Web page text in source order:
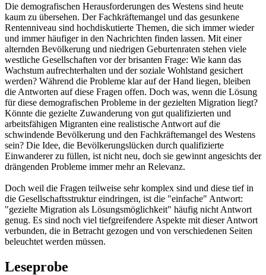
Die demografischen Herausforderungen des Westens sind heute
kaum zu übersehen. Der Fachkräftemangel und das gesunkene
Rentenniveau sind hochdiskutierte Themen, die sich immer wieder
und immer häufiger in den Nachrichten finden lassen. Mit einer
alternden Bevölkerung und niedrigen Geburtenraten stehen viele
westliche Gesellschaften vor der brisanten Frage: Wie kann das
Wachstum aufrechterhalten und der soziale Wohlstand gesichert
werden? Während die Probleme klar auf der Hand liegen, bleiben
die Antworten auf diese Fragen offen. Doch was, wenn die Lösung
für diese demografischen Probleme in der gezielten Migration liegt?
Könnte die gezielte Zuwanderung von gut qualifizierten und
arbeitsfähigen Migranten eine realistische Antwort auf die
schwindende Bevölkerung und den Fachkräftemangel des Westens
sein? Die Idee, die Bevölkerungslücken durch qualifizierte
Einwanderer zu füllen, ist nicht neu, doch sie gewinnt angesichts der
drängenden Probleme immer mehr an Relevanz.
Doch weil die Fragen teilweise sehr komplex sind und diese tief in
die Gesellschaftsstruktur eindringen, ist die "einfache" Antwort:
"gezielte Migration als Lösungsmöglichkeit" häufig nicht Antwort
genug. Es sind noch viel tiefgreifendere Aspekte mit dieser Antwort
verbunden, die in Betracht gezogen und von verschiedenen Seiten
beleuchtet werden müssen.
Leseprobe